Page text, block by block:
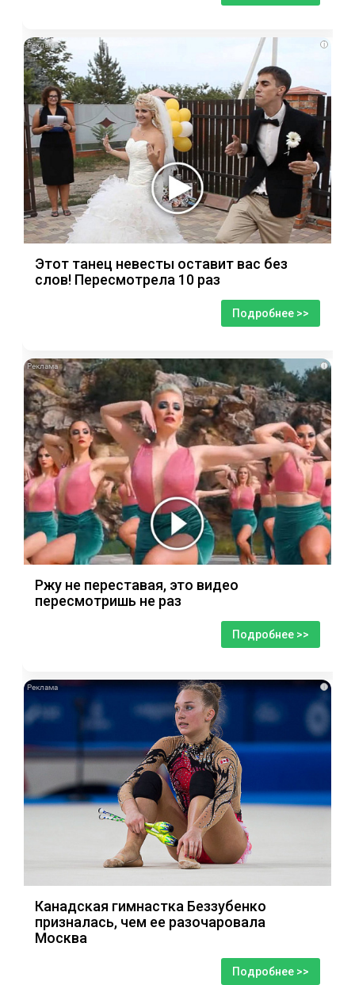
i
Этот танец невесты оставит вас без
слов! Пересмотрела 10 раз
Подробнее >>
i
Ржу не переставая, это видео
пересмотришь не раз
Подробнее >>
i
Канадская гимнастка Беззубенко
призналась, чем ее разочаровала
Москва
Подробнее >>